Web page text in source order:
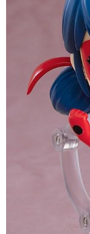
由本公司與您本人進
3.完整用戶服務條款
每筆NT$120，滿
預購-宅配(離島)(舊)
每筆NT$160，滿
東海門市自取，需
免運費